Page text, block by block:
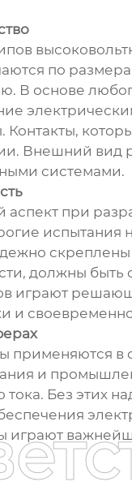
по
В основе
Внешний вид
системами.
аспект при
должны
играют
и
применяются в
и
тока. Без этих
играют